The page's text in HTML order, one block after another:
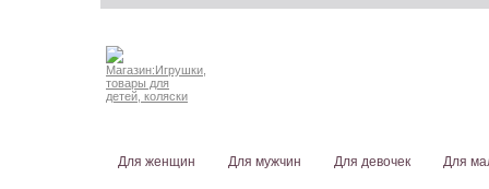
Для женщин Для мужчин Для девочек Для